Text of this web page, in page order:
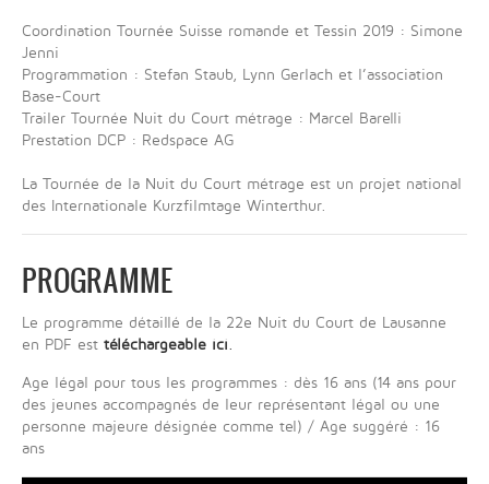
Coordination Tournée Suisse romande et Tessin 2019 : Simone
Jenni
Programmation : Stefan Staub, Lynn Gerlach et l’association
Base-Court
Trailer Tournée Nuit du Court métrage : Marcel Barelli
Prestation DCP : Redspace AG
La Tournée de la Nuit du Court métrage est un projet national
des Internationale Kurzfilmtage Winterthur.
PROGRAMME
Le programme détaillé de la 22e Nuit du Court de Lausanne
en PDF est téléchargeable ici
Age légal pour tous les programmes : dès 16 ans (14 ans pour
des jeunes accompagnés de leur représentant légal ou une
personne majeure désignée comme tel) / Age suggéré : 16
ans